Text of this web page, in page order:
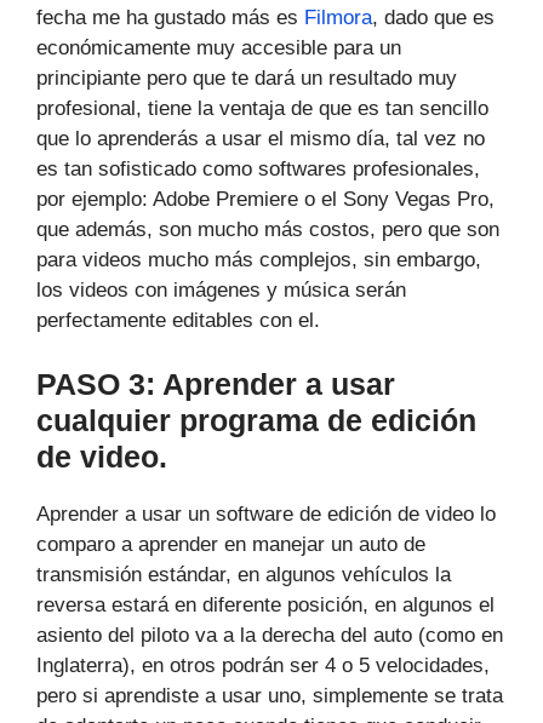
fecha me ha gustado más es Filmora, dado que es
económicamente muy accesible para un
principiante pero que te dará un resultado muy
profesional, tiene la ventaja de que es tan sencillo
que lo aprenderás a usar el mismo día, tal vez no
es tan sofisticado como softwares profesionales,
por ejemplo: Adobe Premiere o el Sony Vegas Pro,
que además, son mucho más costos, pero que son
para videos mucho más complejos, sin embargo,
los videos con imágenes y música serán
perfectamente editables con el.
PASO 3: Aprender a usar
cualquier programa de edición
de video.
Aprender a usar un software de edición de video lo
comparo a aprender en manejar un auto de
transmisión estándar, en algunos vehículos la
reversa estará en diferente posición, en algunos el
asiento del piloto va a la derecha del auto (como en
Inglaterra), en otros podrán ser 4 o 5 velocidades,
pero si aprendiste a usar uno, simplemente se trata